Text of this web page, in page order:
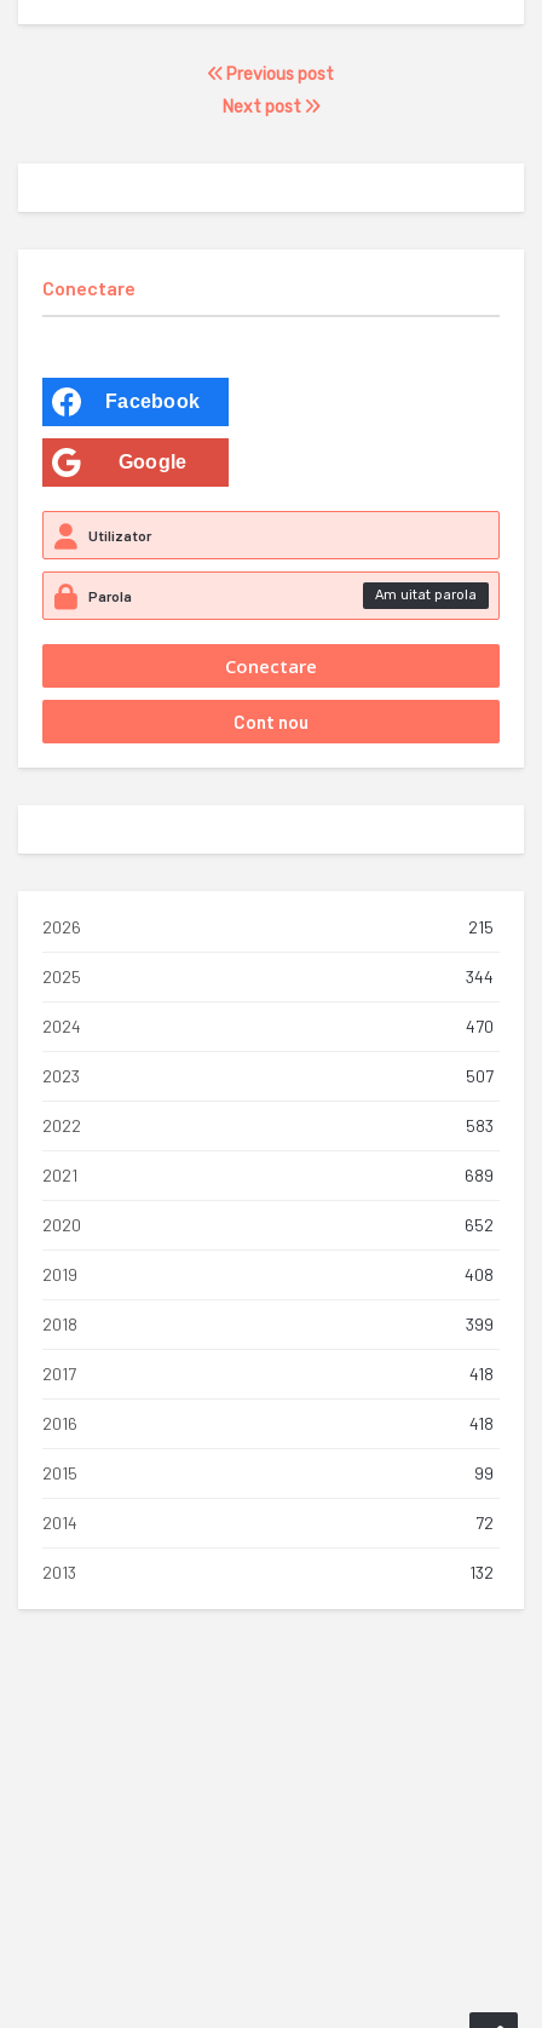
Previous post
Next post
Conectare
Facebook
Google
Am uitat parola
2026 215
2025 344
2024 470
2023 507
2022 583
2021 689
2020 652
2019 408
2018 399
2017 418
2016 418
2015 99
2014 72
2013 132